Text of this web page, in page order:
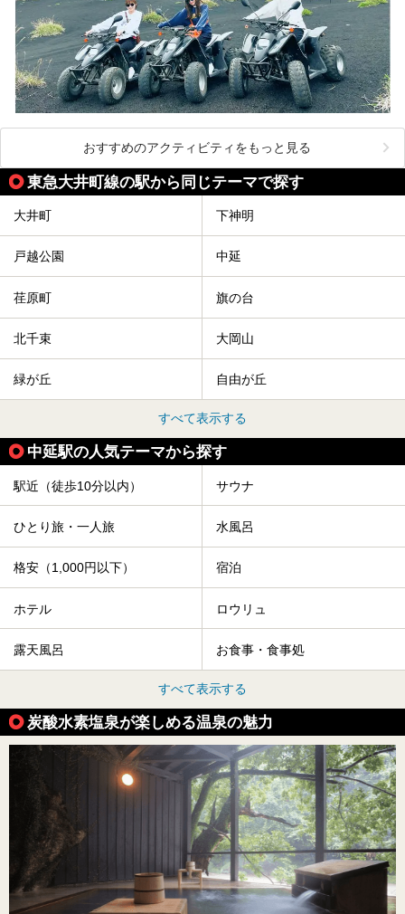
おすすめのアクティビティをもっと見る
東急大井町線の駅から同じテーマで探す
大井町 下神明
戸越公園 中延
荏原町 旗の台
北千束 大岡山
緑が丘 自由が丘
すべて表示する
中延駅の人気テーマから探す
駅近（徒歩10分以内） サウナ
ひとり旅・一人旅 水風呂
格安（1,000円以下） 宿泊
ホテル ロウリュ
露天風呂 お食事・食事処
すべて表示する
炭酸水素塩泉が楽しめる温泉の魅力